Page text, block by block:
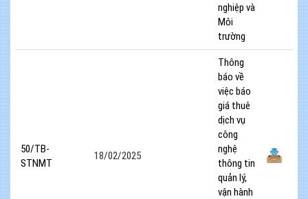
nghiệp và
Môi
trường
50/TB-
STNMT
18/02/2025
Thông
báo về
việc báo
giá thuê
dịch vụ
công
nghệ
thông tin
quản lý,
vận hành